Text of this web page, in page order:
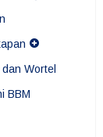
Wortel
BBM